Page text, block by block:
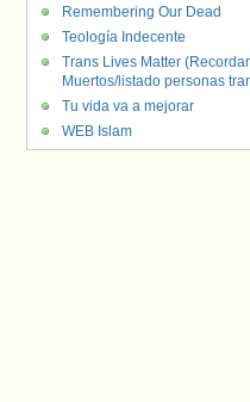
Remembering Our Dead
Teología Indecente
Trans Lives Matter
Muertos/listado personas
Tu vida va a mejorar
WEB Islam